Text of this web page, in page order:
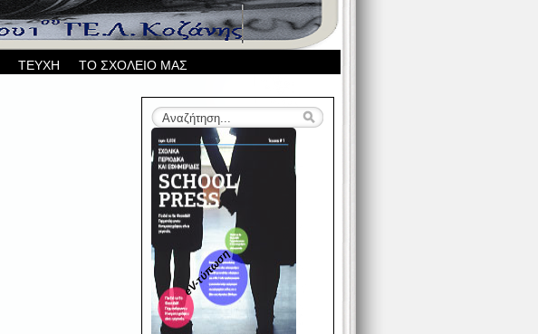
ΤΕΥΧΗ ΤΟ ΣΧΟΛΕΙΟ ΜΑΣ
eV-τύπωση